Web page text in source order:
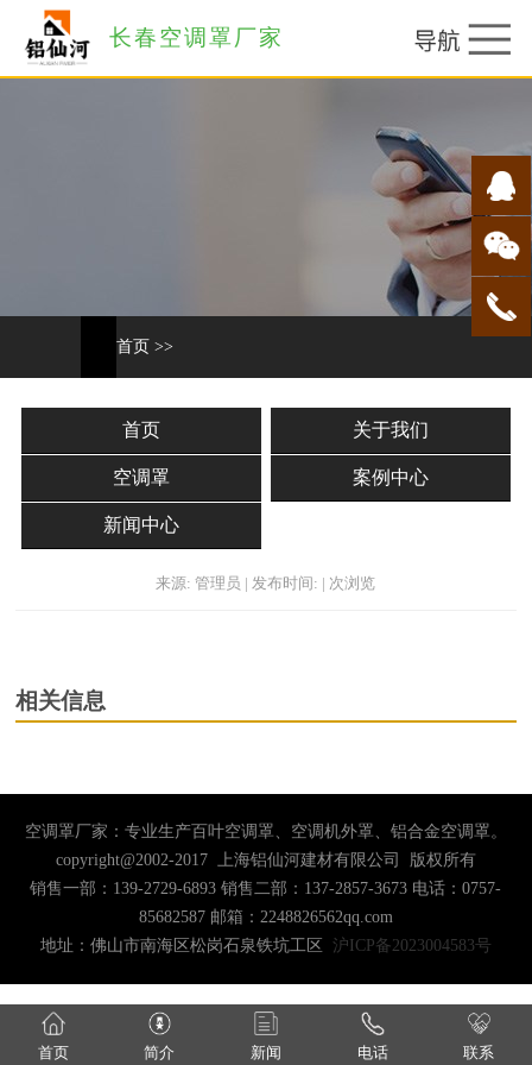
长春空调罩厂家
首页 >>
首页 关于我们
空调罩 案例中心
新闻中心
来源: 管理员 | 发布时间: | 次浏览
相关信息
空调罩厂家：专业生产百叶空调罩、空调机外罩、铝合金空调罩。
copyright@2002-2017 上海铝仙河建材有限公司 版权所有
销售一部：139-2729-6893 销售二部：137-2857-3673 电话：0757-
85682587 邮箱：2248826562qq.com
地址：佛山市南海区松岗石泉铁坑工区 沪ICP备2023004583号
首页 简介 新闻 电话 联系